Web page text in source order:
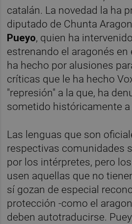
catalán. La novedad la ha
diputado de Chunta
Pueyo, quien ha
estrenando el aragonés en
ha hecho por alusiones
críticas que le ha hecho
"represión" a la que, ha
sometido históricamente a
Las lenguas que son
respectivas comunidades
por los intérpretes, pero
usen aquellas que no
sí gozan de especial
protección -como el
deben autotraducirse.